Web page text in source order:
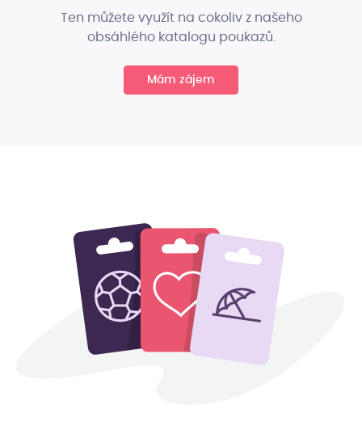
Ten můžete využít na cokoliv z našeho
obsáhlého katalogu poukazů.
Mám zájem